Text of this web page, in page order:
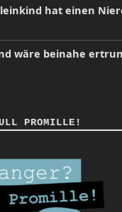
hat einen
wäre beinahe
PROMILLE!